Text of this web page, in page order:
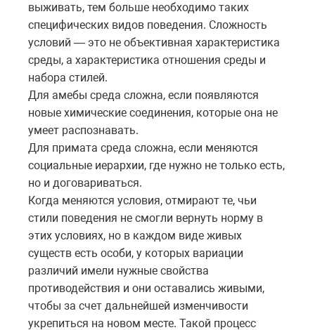
выживать, тем больше необходимо таких
специфических видов поведения. Сложность
условий — это не объективная характеристика
среды, а характеристика отношения среды и
набора стилей.
Для амебы среда сложна, если появляются
новые химические соединения, которые она не
умеет распознавать.
Для примата среда сложна, если меняются
социальные иерархии, где нужно не только есть,
но и договариваться.
Когда меняются условия, отмирают те, чьи
стили поведения не смогли вернуть норму в
этих условиях, но в каждом виде живых
существ есть особи, у которых вариации
различий имели нужные свойства
противодействия и они оставались живыми,
чтобы за счет дальнейшей изменчивости
укрепиться на новом месте. Такой процесс